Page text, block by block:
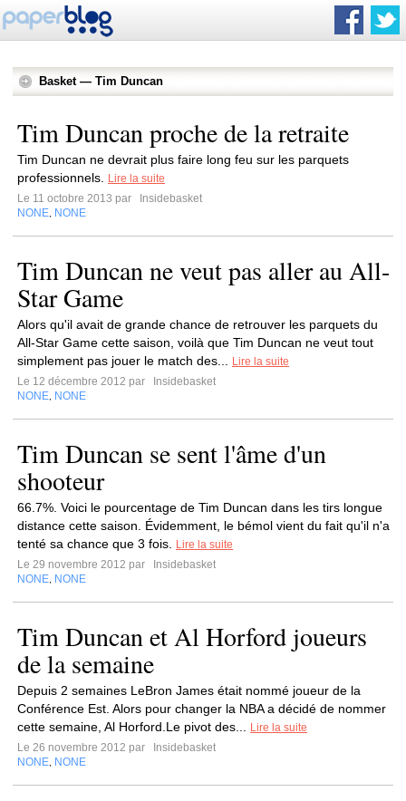
Basket — Tim Duncan
Tim Duncan proche de la retraite
Tim Duncan ne devrait plus faire long feu sur les parquets
professionnels.
Lire la suite
Le 11 octobre 2013 par
Insidebasket
NONE NONE
Tim Duncan ne veut pas aller au All-
Star Game
Alors qu'il avait de grande chance de retrouver les parquets du
All-Star Game cette saison, voilà que Tim Duncan ne veut tout
simplement pas jouer le match des...
Lire la suite
Le 12 décembre 2012 par
Insidebasket
NONE NONE
Tim Duncan se sent l'âme d'un
shooteur
66.7%. Voici le pourcentage de Tim Duncan dans les tirs longue
distance cette saison. Évidemment, le bémol vient du fait qu'il n'a
tenté sa chance que 3 fois.
Lire la suite
Le 29 novembre 2012 par
Insidebasket
NONE NONE
Tim Duncan et Al Horford joueurs
de la semaine
Depuis 2 semaines LeBron James était nommé joueur de la
Conférence Est. Alors pour changer la NBA a décidé de nommer
cette semaine, Al Horford.Le pivot des...
Lire la suite
Le 26 novembre 2012 par
Insidebasket
NONE NONE